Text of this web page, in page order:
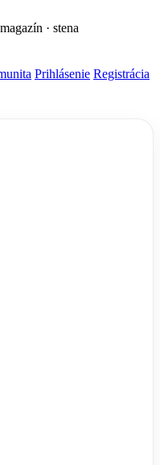
· stena
Prihlásenie Registrácia